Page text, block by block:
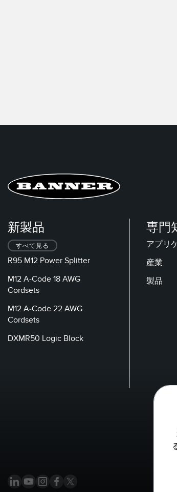
新製品
すべて見る
R95 M12 Power Splitter
M12 A-Code 18 AWG
Cordsets
M12 A-Code 22 AWG
Cordsets
DXMR50 Logic Block
専門
アプリ
産業
製品